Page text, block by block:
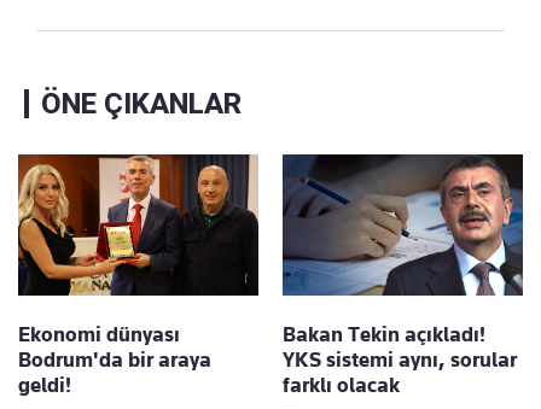
ÖNE ÇIKANLAR
Ekonomi dünyası
Bodrum'da bir araya
geldi!
Bakan Tekin açıkladı!
YKS sistemi aynı, sorular
farklı olacak